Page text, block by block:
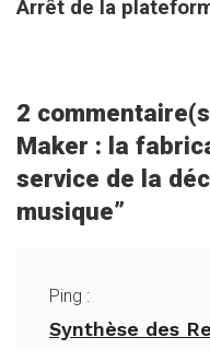
Arrêt de la
2
Maker : la
service de la
musique”
Ping :
Synthèse des